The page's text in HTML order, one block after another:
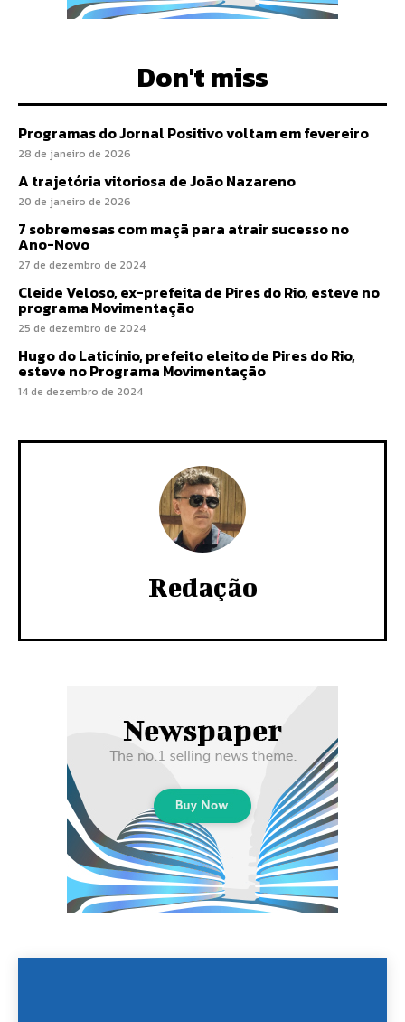
Don't miss
Programas do Jornal Positivo voltam em fevereiro
28 de janeiro de 2026
A trajetória vitoriosa de João Nazareno
20 de janeiro de 2026
7 sobremesas com maçã para atrair sucesso no
Ano-Novo
27 de dezembro de 2024
Cleide Veloso, ex-prefeita de Pires do Rio, esteve no
programa Movimentação
25 de dezembro de 2024
Hugo do Laticínio, prefeito eleito de Pires do Rio,
esteve no Programa Movimentação
14 de dezembro de 2024
Redação